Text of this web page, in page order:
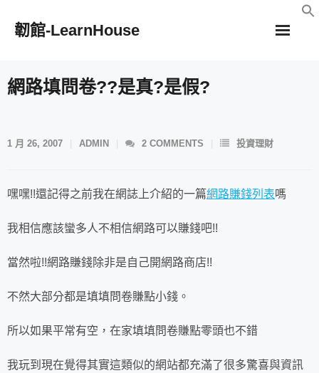
韌館-LearnHouse
網路填問卷??是真?是假?
1 月 26, 2007 ADMIN 2 COMMENTS 投資理財
嘿嘿!!還記得之前我在網誌上介紹的一篇網路賺錢列表嗎
我相信應該蠻多人不相信網路可以賺錢吧!!
當然啦!!網路賺錢除非是自己開網路商店!!
不然大部分都是填填問卷賺點小錢。
所以如果平常有空，在家填填問卷賺點零頭也不錯
我玩到現在覺得其實這類似的網站都充滿了很多驚喜與資訊